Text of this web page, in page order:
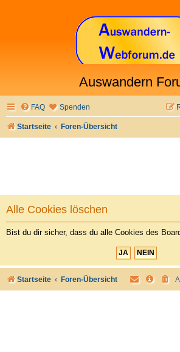
Auswandern
FAQ Spenden
Startseite Foren-Übersicht
Alle Cookies löschen
Bist du dir sicher, dass du alle Cookies des
Startseite Foren-Übersicht